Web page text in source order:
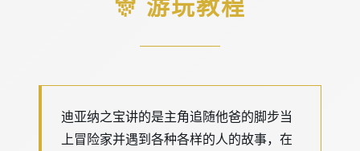
迪亚纳之宝讲的是主角追随他爸的脚步当
上冒险家并遇到各种各样的人的故事，在